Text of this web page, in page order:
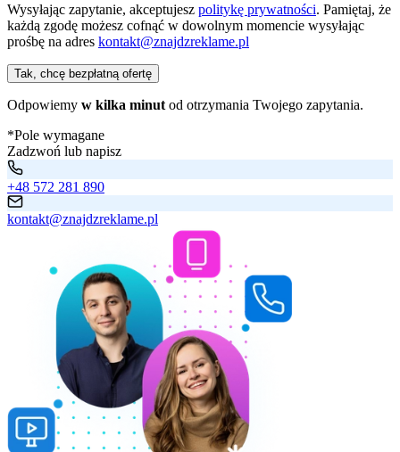
Wysyłając zapytanie, akceptujesz politykę prywatności. Pamiętaj, że
każdą zgodę możesz cofnąć w dowolnym momencie wysyłając
prośbę na adres kontakt@znajdzreklame.pl
Tak, chcę bezpłatną ofertę
Odpowiemy w kilka minut od otrzymania Twojego zapytania.
*Pole wymagane
Zadzwoń lub napisz
+48 572 281 890
kontakt@znajdzreklame.pl